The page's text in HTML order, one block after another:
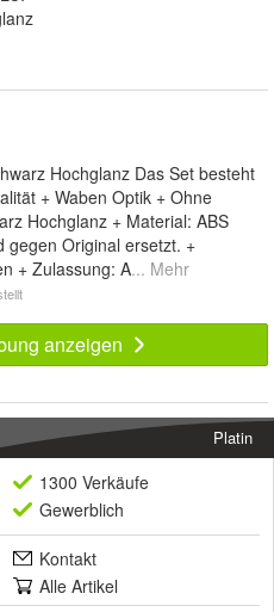
Hochglanz Das Set besteht
+ Waben Optik + Ohne
Hochglanz + Material: ABS
gegen Original ersetzt. +
+ Zulassung: A... Mehr
anzeigen
Platin
1300 Verkäufe
Gewerblich
Kontakt
Alle Artikel